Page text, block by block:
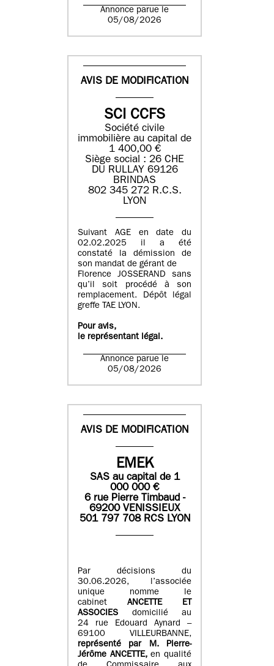
Annonce parue le
05/08/2026
AVIS DE MODIFICATION
SCI CCFS
Société civile
immobilière au capital de
1 400,00 €
Siège social : 26 CHE
DU RULLAY 69126
BRINDAS
802 345 272 R.C.S.
LYON
Suivant AGE en date du
02.02.2025 il a été
constaté la démission de
son mandat de gérant de
Florence JOSSERAND sans
qu’il soit procédé à son
remplacement. Dépôt légal
greffe TAE LYON.
Pour avis,
le représentant légal.
Annonce parue le
05/08/2026
AVIS DE MODIFICATION
EMEK
SASau capital de 1
000 000€
6 rue Pierre Timbaud -
69200 VENISSIEUX
501 797 708 RCS LYON
Par décisions du
30.06.2026, l’associée
unique nomme le
cabinet ANCETTE ET
ASSOCIES
domicilié au
24 rue Edouard Aynard –
69100 VILLEURBANNE,
représenté par M.Pierre-
Jérôme ANCETTE, en qualité